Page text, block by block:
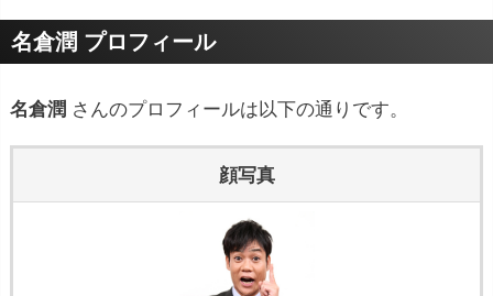
名倉潤 プロフィール
名倉潤 さんのプロフィールは以下の通りです。
顔写真